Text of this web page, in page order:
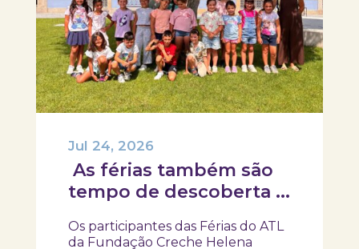
As férias também são
tempo de descoberta e
Jul 24, 2026
Os participantes das Férias do ATL
da Fundação Creche Helena